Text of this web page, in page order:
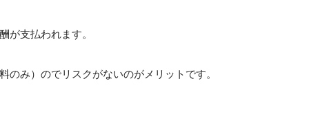
が支払われます。
み）のでリスクがないのがメリットです。